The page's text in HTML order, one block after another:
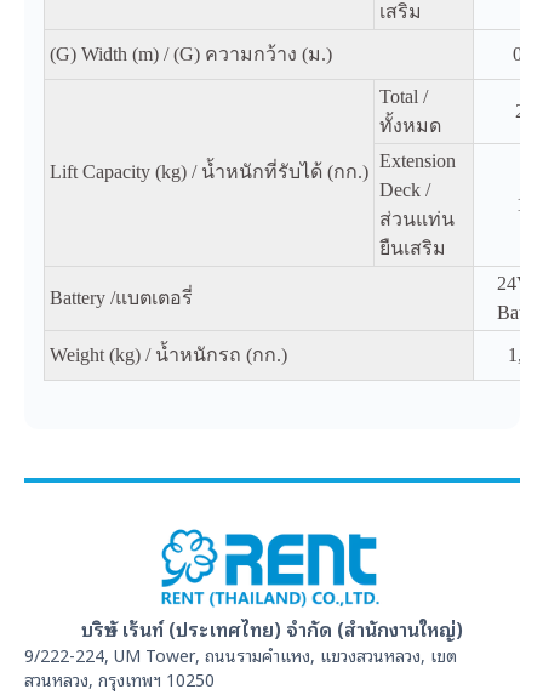
เสริม
(G) Width (m) / (G) ความกว้าง (ม.)
Lift Capacity (kg) / น้ำหนักที่รับได้ (กก.)
Total /
ทั้งหมด
227
Extension
Deck /
ส่วนแท่น
ยืนเสริม
113
Battery /แบตเตอรี่
24V
Weight (kg) / น้ำหนักรถ (กก.)
บริษัท เร้นท์ (ประเทศไทย) จำกัด (สำนักงานใหญ่)
9/222-224, UM Tower, ถนนรามคำแหง, แขวงสวนหลวง, เขต
สวนหลวง, กรุงเทพฯ 10250